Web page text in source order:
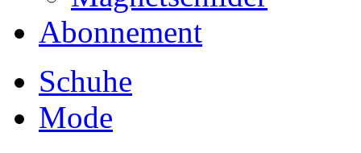
Abonnement
Schuhe
Mode